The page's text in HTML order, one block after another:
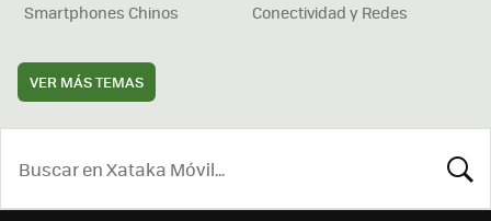
Smartphones Chinos
Conectividad y Redes
VER MÁS TEMAS